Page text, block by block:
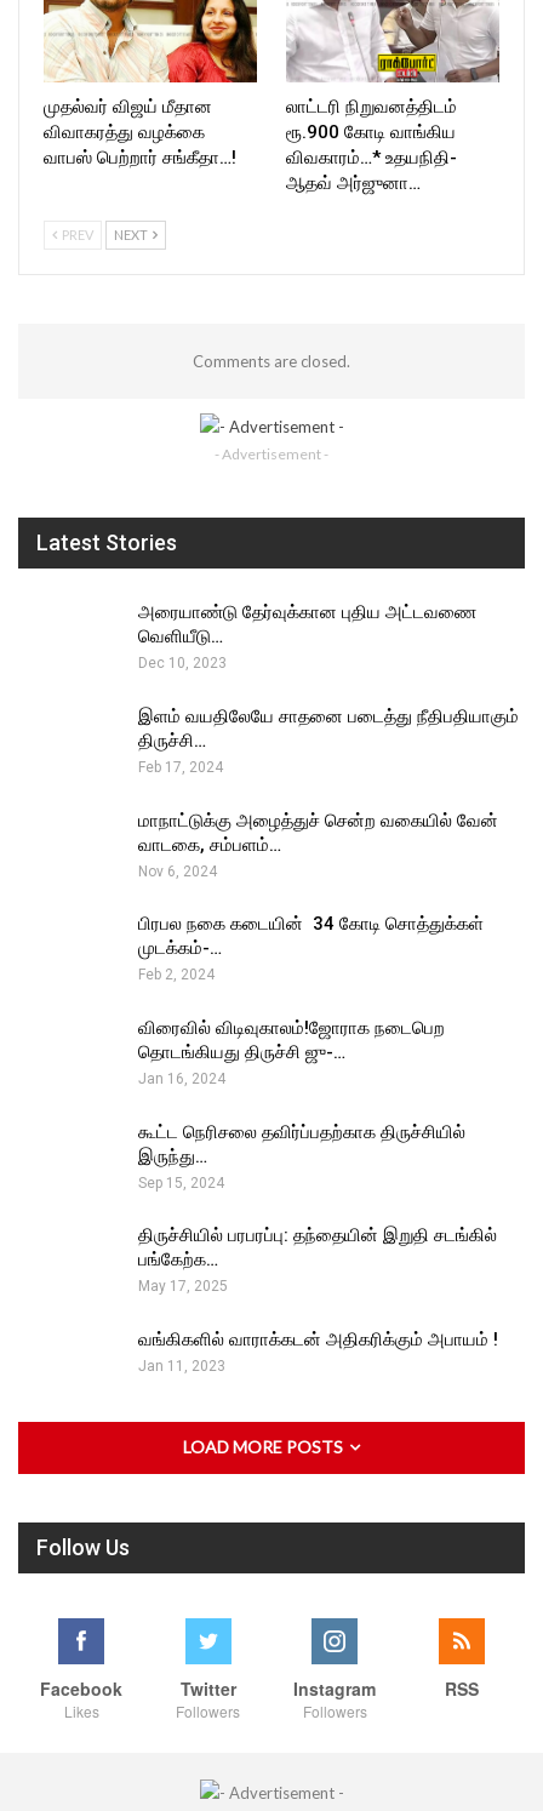
முதல்வர் விஜய் மீதான
விவாகரத்து வழக்கை
வாபஸ் பெற்றார் சங்கீதா…!
லாட்டரி நிறுவனத்திடம்
ரூ.900 கோடி வாங்கிய
விவகாரம்…* உதயநிதி-
ஆதவ் அர்ஜுனா…
PREV NEXT
Comments are closed.
- Advertisement -
Latest Stories
அரையாண்டு தேர்வுக்கான புதிய அட்டவணை
வெளியீடு…
Dec 10, 2023
இளம் வயதிலேயே சாதனை படைத்து நீதிபதியாகும்
திருச்சி…
Feb 17, 2024
மாநாட்டுக்கு அழைத்துச் சென்ற வகையில் வேன்
வாடகை, சம்பளம்…
Nov 6, 2024
பிரபல நகை கடையின் ₹ 34 கோடி சொத்துக்கள்
முடக்கம்-…
Feb 2, 2024
விரைவில் விடிவுகாலம்!ஜோராக நடைபெற
தொடங்கியது திருச்சி ஜு-…
Jan 16, 2024
கூட்ட நெரிசலை தவிர்ப்பதற்காக திருச்சியில்
இருந்து…
Sep 15, 2024
திருச்சியில் பரபரப்பு: தந்தையின் இறுதி சடங்கில்
பங்கேற்க…
May 17, 2025
வங்கிகளில் வாராக்கடன் அதிகரிக்கும் அபாயம் !
Jan 11, 2023
LOAD MORE POSTS
Follow Us
Facebook
Likes
Twitter
Followers
Instagram
Followers
RSS